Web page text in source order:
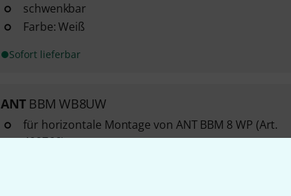
schwenkbar
Farbe: Weiß
Sofort lieferbar
ANT BBM WB8UW
für horizontale Montage von ANT BBM 8 WP (Art.
499766)